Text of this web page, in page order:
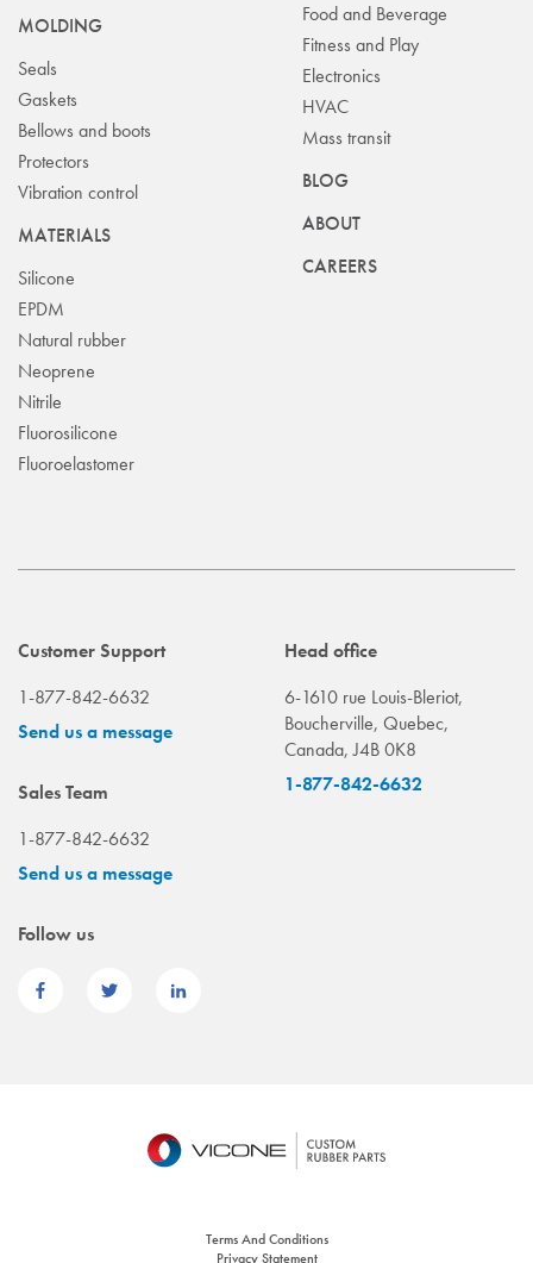
Customer Support
1-877-842-6632
Send us a message
Sales Team
1-877-842-6632
Send us a message
Head office
6-1610 rue Louis-Bleriot,
Boucherville, Quebec,
Canada, J4B 0K8
1-877-842-6632
Follow us
MOLDING
Seals
Gaskets
Bellows and boots
Protectors
Vibration control
MATERIALS
Silicone
EPDM
Natural rubber
Neoprene
Nitrile
Fluorosilicone
Fluoroelastomer
Food and Beverage
Fitness and Play
Electronics
HVAC
Mass transit
BLOG
ABOUT
CAREERS
Terms And Conditions
Privacy Statement